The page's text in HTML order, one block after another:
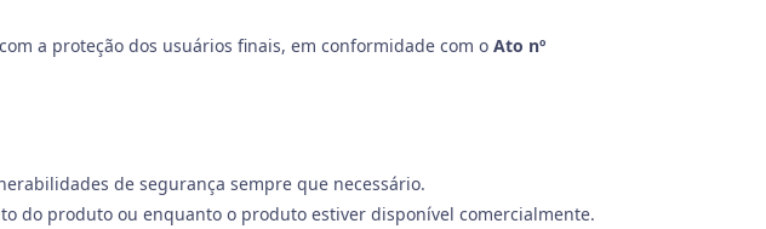
a proteção dos usuários finais, em conformidade com o Ato nº
de segurança sempre que necessário.
do produto ou enquanto o produto estiver disponível comercialmente.